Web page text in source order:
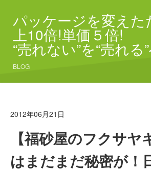
パッケージを変えた
上10倍!単価５倍!
“売れない”を“売れる
BLOG
2012年06月21日
【福砂屋のフクサヤ
はまだまだ秘密が！